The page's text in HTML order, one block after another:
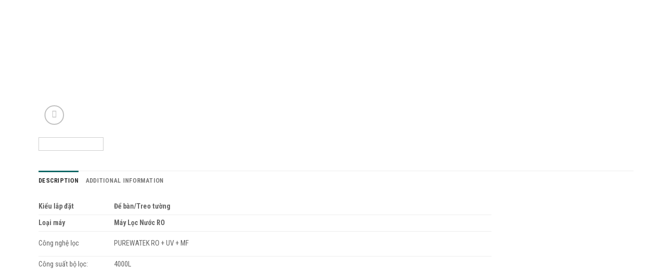
DESCRIPTION ADDITIONAL INFORMATION
Kiểu lắp đặt
Để bàn/Treo tường
Loại máy
Máy Lọc Nước RO
Công nghệ lọc PUREWATEK RO + UV + MF
Công suất bộ lọc: 4000L